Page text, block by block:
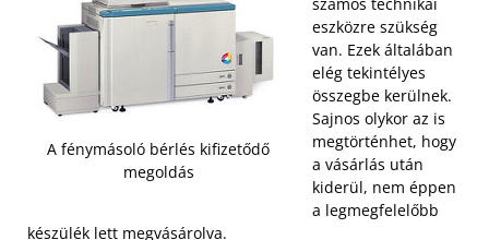
A fénymásoló bérlés kifizetődő
megoldás
eszközre szükség
van. Ezek általában
elég tekintélyes
összegbe kerülnek.
Sajnos olykor az is
megtörténhet, hogy
a vásárlás után
kiderül, nem éppen
a legmegfelelőbb
készülék lett megvásárolva.